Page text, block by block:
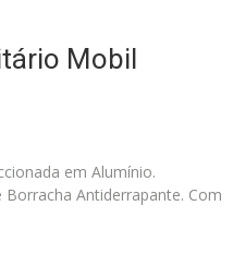
Mobil
em Alumínio.
Antiderrapante. Com